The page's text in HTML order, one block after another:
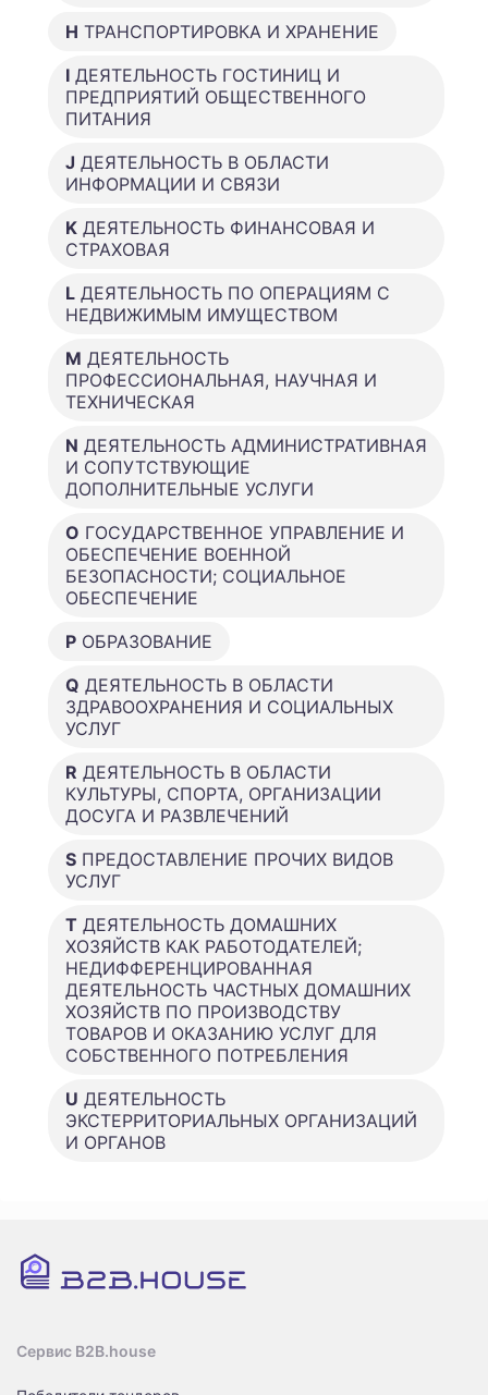
H ТРАНСПОРТИРОВКА И ХРАНЕНИЕ
I ДЕЯТЕЛЬНОСТЬ ГОСТИНИЦ И
ПРЕДПРИЯТИЙ ОБЩЕСТВЕННОГО
ПИТАНИЯ
J ДЕЯТЕЛЬНОСТЬ В ОБЛАСТИ
ИНФОРМАЦИИ И СВЯЗИ
K ДЕЯТЕЛЬНОСТЬ ФИНАНСОВАЯ И
СТРАХОВАЯ
L ДЕЯТЕЛЬНОСТЬ ПО ОПЕРАЦИЯМ С
НЕДВИЖИМЫМ ИМУЩЕСТВОМ
M ДЕЯТЕЛЬНОСТЬ
ПРОФЕССИОНАЛЬНАЯ, НАУЧНАЯ И
ТЕХНИЧЕСКАЯ
N ДЕЯТЕЛЬНОСТЬ АДМИНИСТРАТИВНАЯ
И СОПУТСТВУЮЩИЕ
ДОПОЛНИТЕЛЬНЫЕ УСЛУГИ
O ГОСУДАРСТВЕННОЕ УПРАВЛЕНИЕ И
ОБЕСПЕЧЕНИЕ ВОЕННОЙ
БЕЗОПАСНОСТИ; СОЦИАЛЬНОЕ
ОБЕСПЕЧЕНИЕ
P ОБРАЗОВАНИЕ
Q ДЕЯТЕЛЬНОСТЬ В ОБЛАСТИ
ЗДРАВООХРАНЕНИЯ И СОЦИАЛЬНЫХ
УСЛУГ
R ДЕЯТЕЛЬНОСТЬ В ОБЛАСТИ
КУЛЬТУРЫ, СПОРТА, ОРГАНИЗАЦИИ
ДОСУГА И РАЗВЛЕЧЕНИЙ
S ПРЕДОСТАВЛЕНИЕ ПРОЧИХ ВИДОВ
УСЛУГ
T ДЕЯТЕЛЬНОСТЬ ДОМАШНИХ
ХОЗЯЙСТВ КАК РАБОТОДАТЕЛЕЙ;
НЕДИФФЕРЕНЦИРОВАННАЯ
ДЕЯТЕЛЬНОСТЬ ЧАСТНЫХ ДОМАШНИХ
ХОЗЯЙСТВ ПО ПРОИЗВОДСТВУ
ТОВАРОВ И ОКАЗАНИЮ УСЛУГ ДЛЯ
СОБСТВЕННОГО ПОТРЕБЛЕНИЯ
U ДЕЯТЕЛЬНОСТЬ
ЭКСТЕРРИТОРИАЛЬНЫХ ОРГАНИЗАЦИЙ
И ОРГАНОВ
Сервис B2B.house